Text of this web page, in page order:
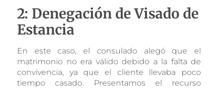
2: Denegación de Visado de
Estancia
En este caso, el consulado alegó que el
matrimonio no era válido debido a la falta de
convivencia, ya que el cliente llevaba poco
tiempo casado. Presentamos el recurso